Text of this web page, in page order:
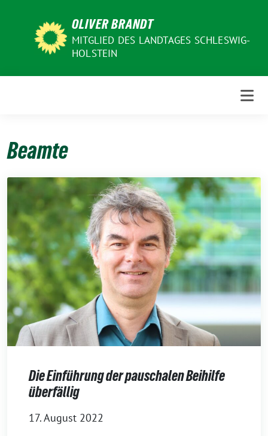
OLIVER BRANDT
MITGLIED DES LANDTAGES SCHLESWIG-
HOLSTEIN
Beamte
Die Einführung der pauschalen Beihilfe
überfällig
17. August 2022